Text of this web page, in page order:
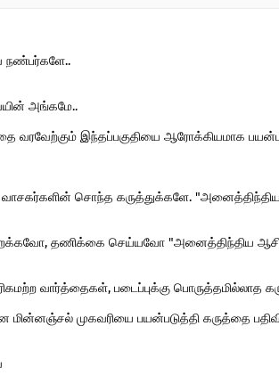
நண்பர்களே..
அங்கமே..
வரவேற்கும் இந்தப்பகுதியை ஆரோக்கியமாக
வாசகர்களின் சொந்த கருத்துக்களே.
தணிக்கை செய்யவோ "அனைத்திந்திய
வார்த்தைகள், படைப்புக்கு பொருத்தமில்லாத
மின்னஞ்சல் முகவரியை பயன்படுத்தி கருத்தை